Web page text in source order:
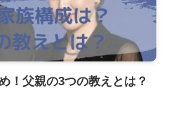
！父親の3つの教えとは？